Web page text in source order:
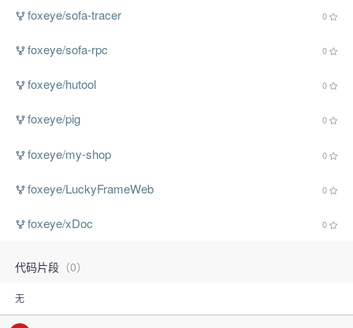
foxeye/sofa-tracer 0
foxeye/sofa-rpc 0
foxeye/hutool 0
foxeye/pig 0
foxeye/my-shop 0
foxeye/LuckyFrameWeb 0
foxeye/xDoc 0
代码片段 （0）
无